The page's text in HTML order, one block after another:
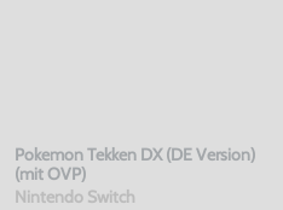
Pokemon Tekken DX (DE Version)
(mit OVP)
Nintendo Switch